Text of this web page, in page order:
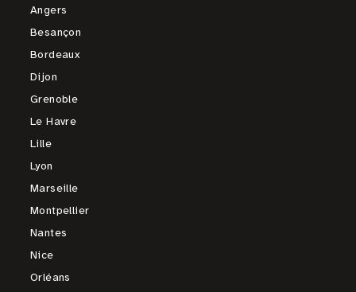
Angers
Besançon
Bordeaux
Dijon
Grenoble
Le Havre
Lille
Lyon
Marseille
Montpellier
Nantes
Nice
Orléans